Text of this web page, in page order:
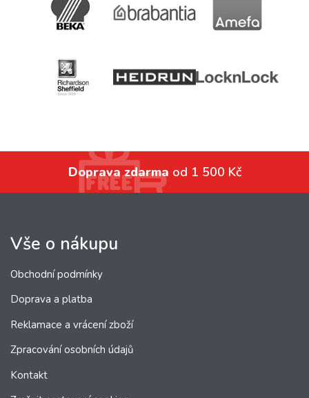
Doprava zdarma od 1 500 Kč
Vše o nákupu
Obchodní podmínky
Doprava a platba
Reklamace a vrácení zboží
Zpracování osobních údajů
Kontakt